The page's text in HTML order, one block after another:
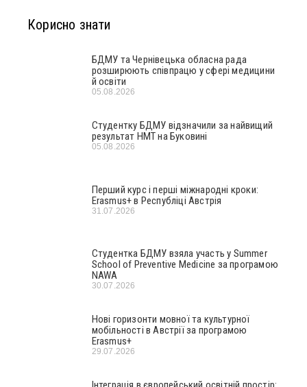
Корисно знати
БДМУ та Чернівецька обласна рада
розширюють співпрацю у сфері медицини
й освіти
05.08.2026
Студентку БДМУ відзначили за найвищий
результат НМТ на Буковині
05.08.2026
Перший курс і перші міжнародні кроки:
Erasmus+ в Республіці Австрія
31.07.2026
Студентка БДМУ взяла участь у Summer
School of Preventive Medicine за програмою
NAWA
30.07.2026
Нові горизонти мовної та культурної
мобільності в Австрії за програмою
Erasmus+
29.07.2026